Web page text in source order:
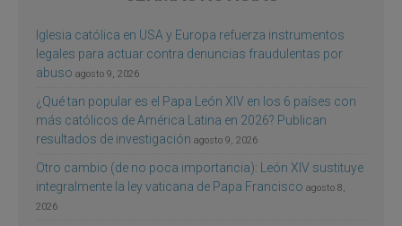
Iglesia católica en USA y Europa refuerza instrumentos
legales para actuar contra denuncias fraudulentas por
abuso agosto 9, 2026
¿Qué tan popular es el Papa León XIV en los 6 países con
más católicos de América Latina en 2026? Publican
resultados de investigación agosto 9, 2026
Otro cambio (de no poca importancia): León XIV sustituye
integralmente la ley vaticana de Papa Francisco agosto 8,
2026